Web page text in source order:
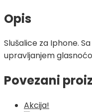
Opis
Slušalice za Iphone.
upravljanjem
Povezani
Akcija!